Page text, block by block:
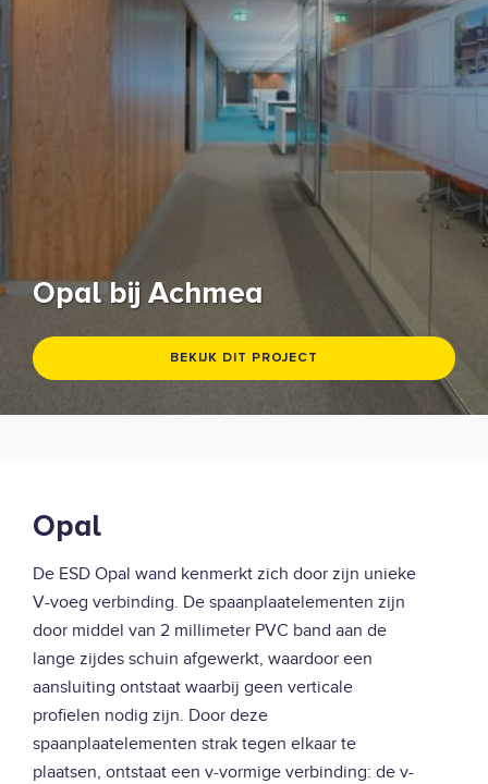
Opal bij Achmea
BEKIJK DIT PROJECT
Opal
De ESD Opal wand kenmerkt zich door zijn unieke
V-voeg verbinding. De spaanplaatelementen zijn
door middel van 2 millimeter PVC band aan de
lange zijdes schuin afgewerkt, waardoor een
aansluiting ontstaat waarbij geen verticale
profielen nodig zijn. Door deze
spaanplaatelementen strak tegen elkaar te
plaatsen, ontstaat een v-vormige verbinding: de v-